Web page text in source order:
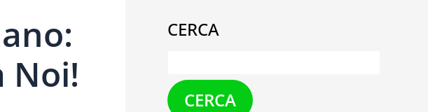
Noi!
CERCA
CERCA